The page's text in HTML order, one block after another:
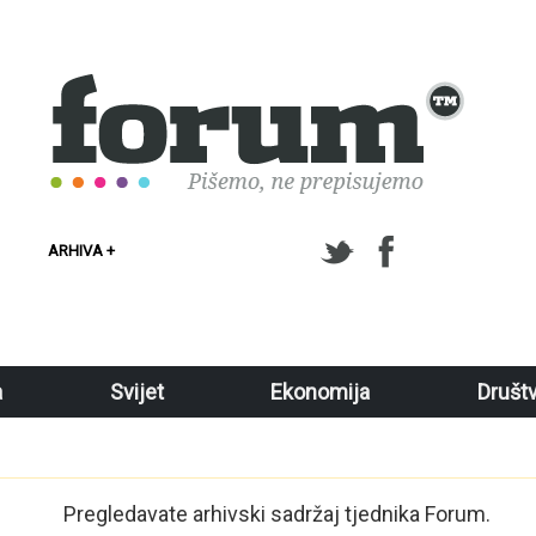
ARHIVA +
Svijet Ekonomija
Pregledavate arhivski sadržaj tjednika Forum.